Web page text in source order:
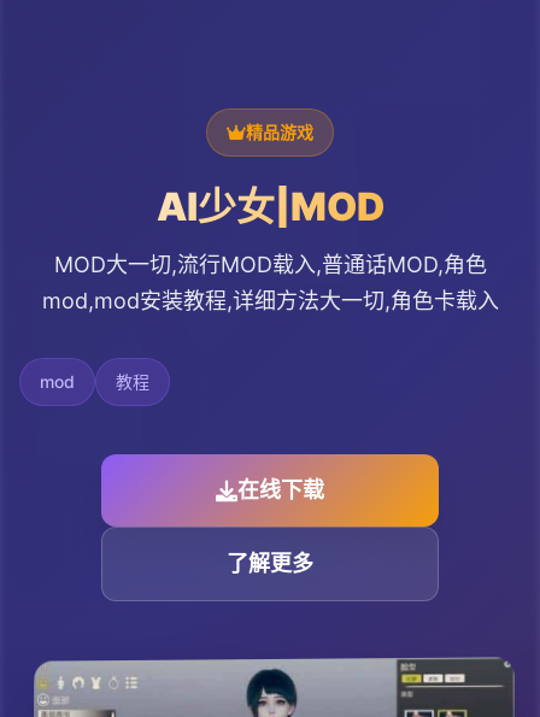
精品游戏
AI少女|MOD
MOD大一切,流行MOD载入,普通话MOD,角色
mod,mod安装教程,详细方法大一切,角色卡载入
mod 教程
在线下载
了解更多